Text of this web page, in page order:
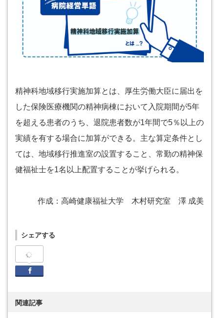
精神科地域移行実施加算とは、厚生労働大臣に届出を
した保険医療機関の精神病棟において入院期間が5年
を超える患者のうち、退院患者数が1年間で5％以上の
実績を有する場合に加算ができる。主な算定条件とし
ては、地域移行推進室の設置すること、常勤の精神保
健福祉士を1名以上配置することが挙げられる。
作成：高崎健康福祉大学 木村研究室 澤 成美
シェアする
関連記事